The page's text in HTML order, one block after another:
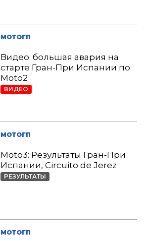
МОТОГП
Видео: большая авария на
старте Гран-При Испании по
Moto2
ВИДЕО
МОТОГП
Moto3: Результаты Гран-При
Испании, Circuito de Jerez
РЕЗУЛЬТАТЫ
МОТОГП